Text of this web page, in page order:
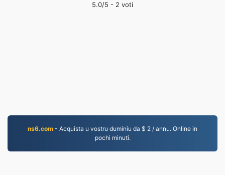
5.0/5 - 2 voti
ns6.com - Acquista u vostru duminiu da $ 2 / annu. Online in
pochi minuti.